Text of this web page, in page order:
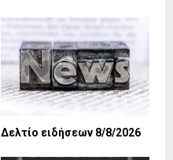
Δελτίο ειδήσεων 8/8/2026